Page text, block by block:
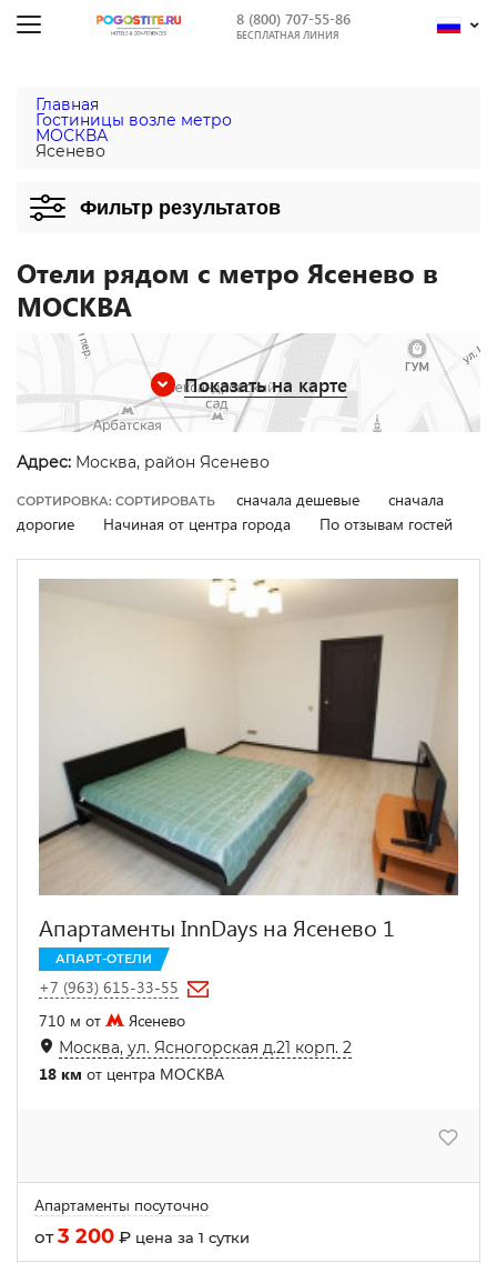
8 (800) 707-55-86
БЕСПЛАТНАЯ ЛИНИЯ
Главная
Гостиницы возле метро
МОСКВА
Ясенево
Фильтр результатов
Отели рядом с метро Ясенево в
МОСКВА
Показать на карте
Адрес: Москва, район Ясенево
СОРТИРОВКА: СОРТИРОВАТЬ сначала дешевые
сначала
дорогие
Начиная от центра города По отзывам гостей
Апартаменты InnDays на Ясенево 1
АПАРТ-ОТЕЛИ
+7 (963) 615-33-55
710 м от
Ясенево
Москва, ул. Ясногорская д.21 корп. 2
18 км от центра МОСКВА
Апартаменты посуточно
от3 200 ₽ цена за 1 сутки